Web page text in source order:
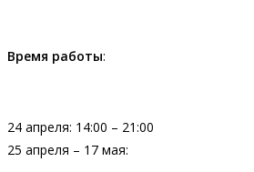
Время работы:
24 апреля: 14:00 – 21:00
25 апреля – 17 мая: